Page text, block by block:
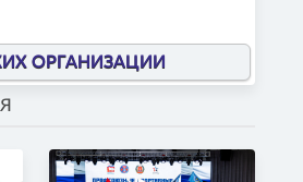
ОРГАНИЗАЦИИ